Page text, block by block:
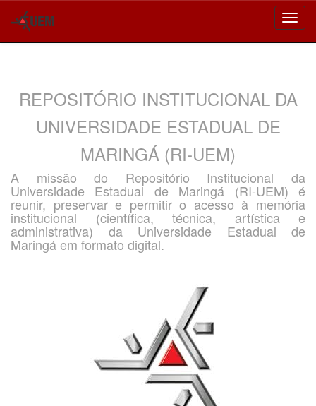
REPOSITÓRIO INSTITUCIONAL DA
UNIVERSIDADE ESTADUAL DE
MARINGÁ (RI-UEM)
A missão do Repositório Institucional da
Universidade Estadual de Maringá (RI-UEM) é
reunir, preservar e permitir o acesso à memória
institucional (científica, técnica, artística e
administrativa) da Universidade Estadual de
Maringá em formato digital.